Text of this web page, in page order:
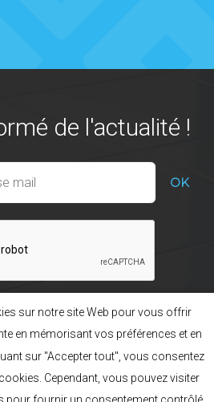
de l'actualité !
La marque POL’HOP
Mentions légales
Plan du site
sur notre site Web pour vous offrir
en mémorisant vos préférences et en
sur "Accepter tout", vous consentez
Cependant, vous pouvez visiter